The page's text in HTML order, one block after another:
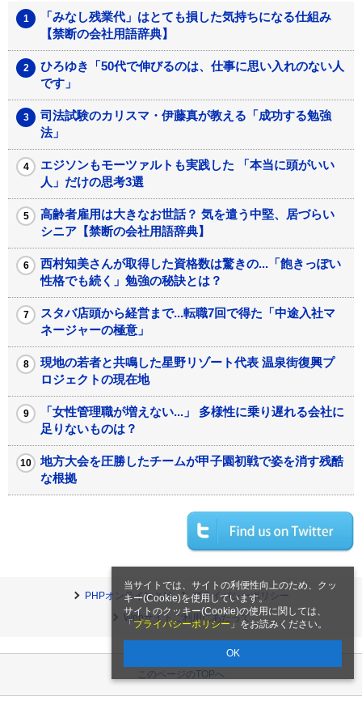
当サイトでは、サイトの利便性向上のため、クッ
キー(Cookie)を使用しています。
サイトのクッキー(Cookie)の使用に関しては、
「 プライバシーポリシー 」をお読みください。
OK
「みなし残業代」はとても損した気持ちになる仕組み
【禁断の会社用語辞典】
ひろゆき「50代で伸びるのは、仕事に思い入れのない人
です」
司法試験のカリスマ・伊藤真が教える「成功する勉強
法」
エジソンもモーツァルトも実践した 「本当に頭がいい
人」だけの思考3選
高齢者雇用は大きなお世話？ 気を遣う中堅、居づらい
シニア【禁断の会社用語辞典】
西村知美さんが取得した資格数は驚きの...「飽きっぽい
性格でも続く」勉強の秘訣とは？
スタバ店頭から経営まで...転職7回で得た「中途入社マ
ネージャーの極意」
現地の若者と共鳴した星野リゾート代表 温泉街復興プ
ロジェクトの現在地
「女性管理職が増えない...」 多様性に乗り遅れる会社に
足りないものは？
地方大会を圧勝したチームが甲子園初戦で姿を消す残酷
な根拠
PHPオンラインとは
プライバシーポリシー
Webサイトご利用にあたって
このページのTOPへ